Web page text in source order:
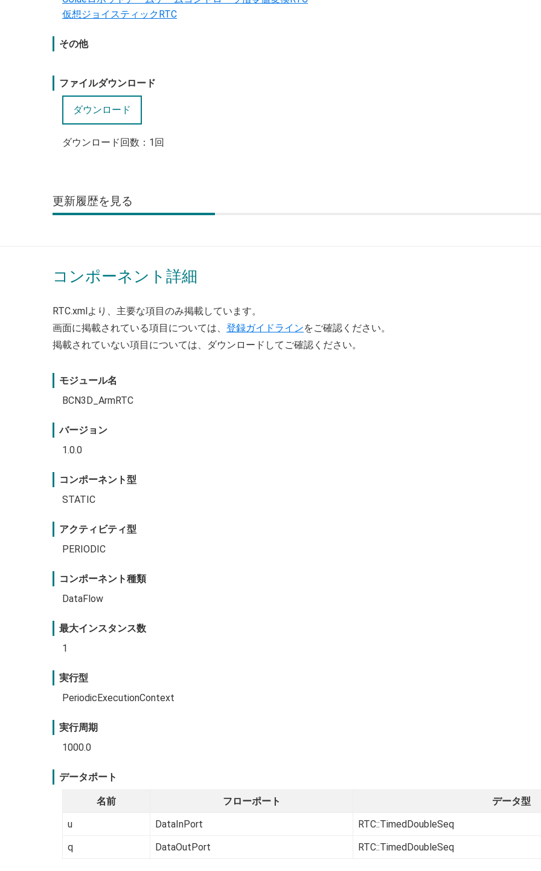
仮想ジョイスティックRTC
その他
ファイルダウンロード
ダウンロード回数： 1回
更新履歴
コンポーネント詳細
RTC.xmlより、主要な項目のみ掲載しています。
画面に掲載されている項目については、 登録ガイドラインをご確認ください。
掲載されていない項目については、ダウンロードしてご確認ください。
モジュール名
BCN3D_ArmRTC
バージョン
1.0.0
コンポーネント型
STATIC
アクティビティ型
PERIODIC
コンポーネント種類
DataFlow
最大インスタンス数
1
実行型
PeriodicExecutionContext
実行周期
1000.0
データポート
名前 フローポート
データ型
u
DataInPort
RTC::TimedDoubleSeq
q
DataOutPort RTC::TimedDoubleSeq